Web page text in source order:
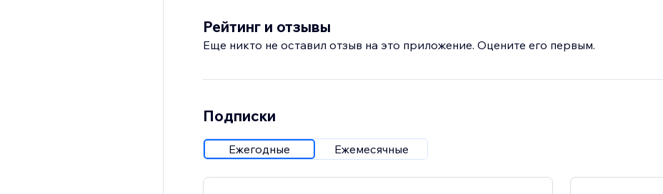
Рейтинг и отзывы
Еще никто не оставил отзыв на это приложение. Оцените его первым.
Подписки
Ежегодные Ежемесячные